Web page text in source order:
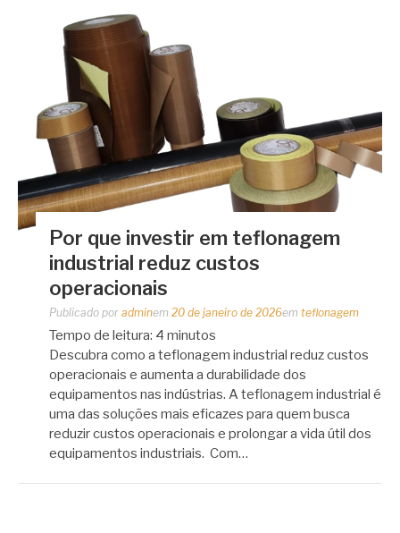
Por que investir em teflonagem
industrial reduz custos
operacionais
Publicado por adminem 20 de janeiro de 2026em teflonagem
Tempo de leitura: 4 minutos
Descubra como a teflonagem industrial reduz custos
operacionais e aumenta a durabilidade dos
equipamentos nas indústrias. A teflonagem industrial é
uma das soluções mais eficazes para quem busca
reduzir custos operacionais e prolongar a vida útil dos
equipamentos industriais. Com…